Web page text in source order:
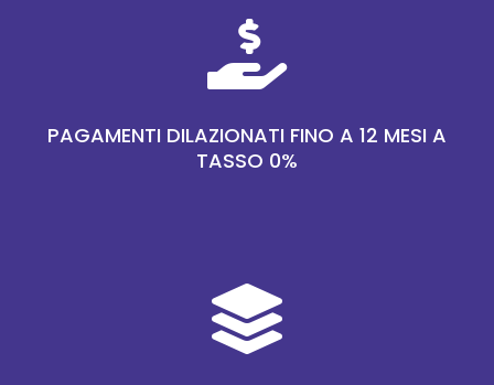

PAGAMENTI DILAZIONATI FINO A 12 MESI A
TASSO 0%
